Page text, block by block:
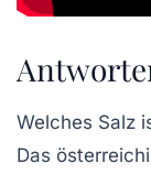
Welches Salz
Das